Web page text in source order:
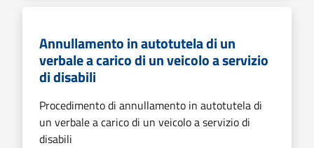
Annullamento in autotutela di un
verbale a carico di un veicolo a servizio
di disabili
Procedimento di annullamento in autotutela di
un verbale a carico di un veicolo a servizio di
disabili